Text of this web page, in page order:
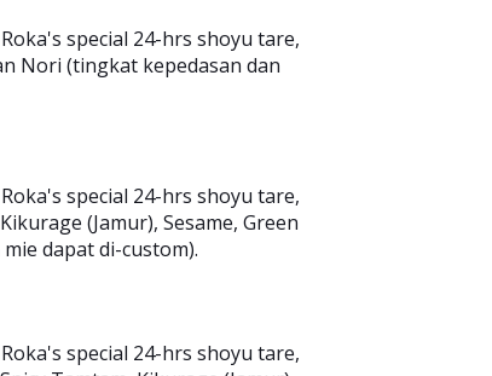
special 24-hrs shoyu tare,
Nori (tingkat kepedasan dan
special 24-hrs shoyu tare,
(Jamur), Sesame, Green
dapat di-custom).
special 24-hrs shoyu tare,